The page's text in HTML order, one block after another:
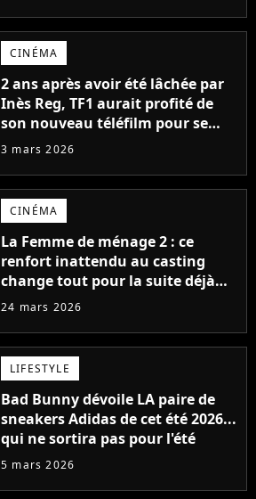
CINÉMA
2 ans après avoir été lâchée par
Inès Reg, TF1 aurait profité de
son nouveau téléfilm pour se
venger de la comédienne
3 mars 2026
CINÉMA
La Femme de ménage 2 : ce
renfort inattendu au casting
change tout pour la suite déjà
très attendue
24 mars 2026
LIFESTYLE
Bad Bunny dévoile LA paire de
sneakers Adidas de cet été 2026...
qui ne sortira pas pour l'été
5 mars 2026